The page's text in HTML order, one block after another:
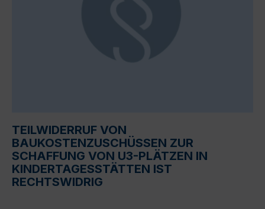
TEILWIDERRUF VON
BAUKOSTENZUSCHÜSSEN ZUR
SCHAFFUNG VON U3-PLÄTZEN IN
KINDERTAGESSTÄTTEN IST
RECHTSWIDRIG